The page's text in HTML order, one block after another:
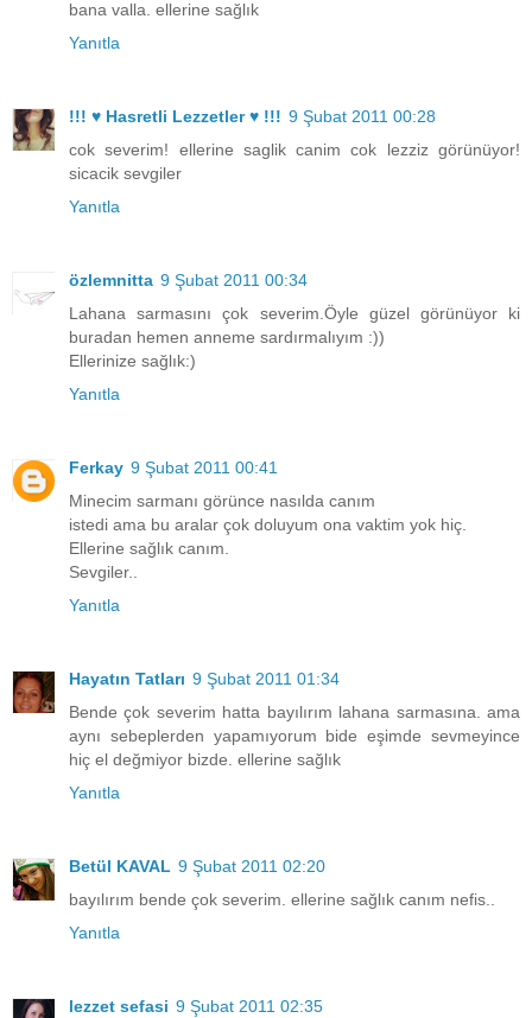
bana valla. ellerine sağlık
Yanıtla
!!! ♥ Hasretli Lezzetler ♥ !!! 9 Şubat 2011 00:28
cok severim! ellerine saglik canim cok lezziz görünüyor!
sicacik sevgiler
Yanıtla
özlemnitta 9 Şubat 2011 00:34
Lahana sarmasını çok severim.Öyle güzel görünüyor ki
buradan hemen anneme sardırmalıyım :))
Ellerinize sağlık:)
Yanıtla
Ferkay 9 Şubat 2011 00:41
Minecim sarmanı görünce nasılda canım
istedi ama bu aralar çok doluyum ona vaktim yok hiç.
Ellerine sağlık canım.
Sevgiler..
Yanıtla
Hayatın Tatları 9 Şubat 2011 01:34
Bende çok severim hatta bayılırım lahana sarmasına. ama
aynı sebeplerden yapamıyorum bide eşimde sevmeyince
hiç el değmiyor bizde. ellerine sağlık
Yanıtla
Betül KAVAL 9 Şubat 2011 02:20
bayılırım bende çok severim. ellerine sağlık canım nefis..
Yanıtla
lezzet sefasi 9 Şubat 2011 02:35